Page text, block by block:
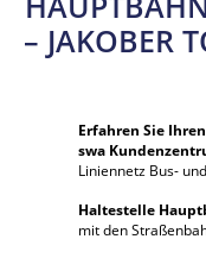
– JAKOBER
Erfahren Sie
swa
Liniennetz Bus-
Haltestelle
mit den